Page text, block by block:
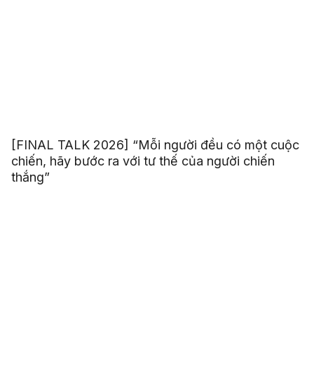
[FINAL TALK 2026] “Mỗi người đều có một cuộc
chiến, hãy bước ra với tư thế của người chiến
thắng”